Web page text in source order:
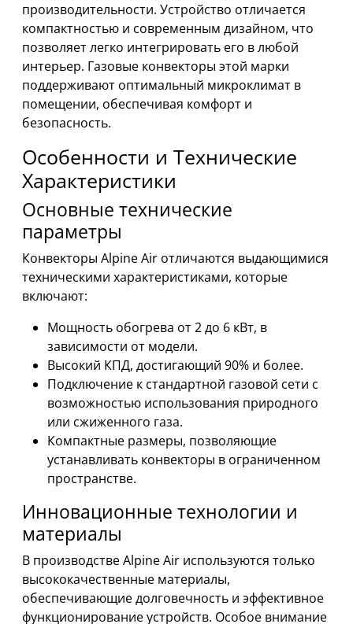
производительности. Устройство отличается
компактностью и современным дизайном, что
позволяет легко интегрировать его в любой
интерьер. Газовые конвекторы этой марки
поддерживают оптимальный микроклимат в
помещении, обеспечивая комфорт и
безопасность.
Особенности и Технические
Характеристики
Основные технические
параметры
Конвекторы Alpine Air отличаются выдающимися
техническими характеристиками, которые
включают:
Мощность обогрева от 2 до 6 кВт, в
зависимости от модели.
Высокий КПД, достигающий 90% и более.
Подключение к стандартной газовой сети с
возможностью использования природного
или сжиженного газа.
Компактные размеры, позволяющие
устанавливать конвекторы в ограниченном
пространстве.
Инновационные технологии и
материалы
В производстве Alpine Air используются только
высококачественные материалы,
обеспечивающие долговечность и эффективное
функционирование устройств. Особое внимание